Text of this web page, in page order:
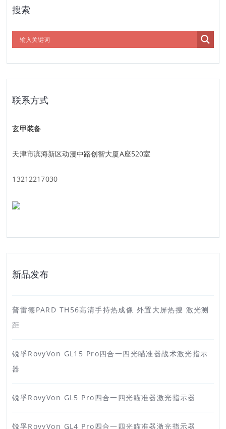
搜索
联系方式
玄甲装备
天津市滨海新区动漫中路创智大厦A座520室
13212217030
新品发布
普雷德PARD TH56高清手持热成像 外置大屏热搜 激光测
距
锐孚RovyVon GL15 Pro四合一四光瞄准器战术激光指示
器
锐孚RovyVon GL5 Pro四合一四光瞄准器激光指示器
锐孚RovyVon GL4 Pro四合一四光瞄准器激光指示器